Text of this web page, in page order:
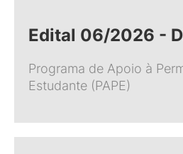
Edital 06/2026 -
Programa de Apoio à
Estudante (PAPE)